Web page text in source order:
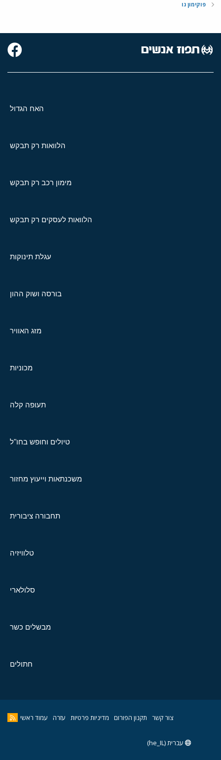
פוקימון גו
האח הגדול
הלוואות רק תבקש
מימון רכב רק תבקש
הלוואות לעסקים רק תבקש
עגלת תינוקות
בורסה ושוק ההון
מזג האוויר
מכוניות
תעופה קלה
טיולים וחופש בחו"ל
משכנתאות וייעוץ מחזור
תחבורה ציבורית
טלוויזיה
סלולארי
מבשלים כשר
חתולים
צור קשר תקנון הפורום מדיניות פרטיות עזרה עמוד ראשי
עברית (he_IL)